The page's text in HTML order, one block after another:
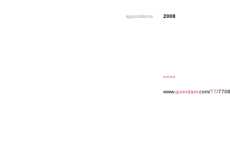
appositions 2008
««««
www.quondam .com/77/